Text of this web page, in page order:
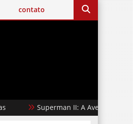
contato
Superman II: A Aventura Continua